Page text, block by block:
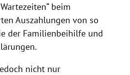
beim
Auszahlungen von so
der Familienbeihilfe und
nicht nur